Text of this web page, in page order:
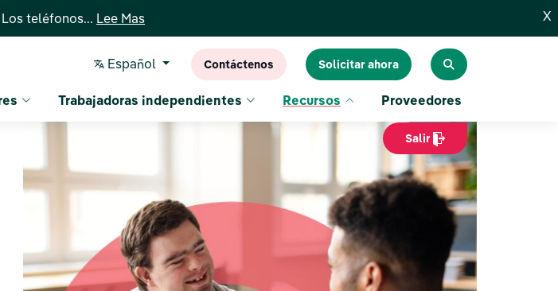
teléfonos... Lee Mas X
Español Contáctenos Solicitar ahora
Trabajadoras independientes Recursos Proveedores
Salir